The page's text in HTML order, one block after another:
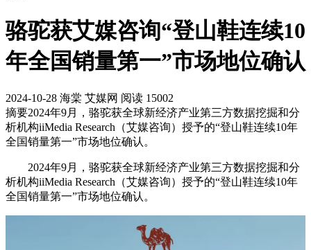
骆驼获艾媒咨询“登山鞋连续10
年全国销量第一”市场地位确认
2024-10-28 海棠 艾媒网 阅读 15002
摘要2024年9月，骆驼获全球新经济产业第三方数据挖掘和分
析机构iiMedia Research（艾媒咨询）授予的“登山鞋连续10年
全国销量第一”市场地位确认。
2024年9月，骆驼获全球新经济产业第三方数据挖掘和分
析机构iiMedia Research（艾媒咨询）授予的“登山鞋连续10年
全国销量第一”市场地位确认。